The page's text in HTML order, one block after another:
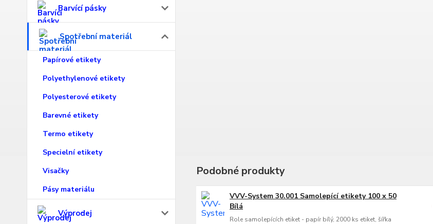
Barvící pásky
Spotřební materiál
Papírové etikety
Polyethylenové etikety
Polyesterové etikety
Barevné etikety
Termo etikety
Specielní etikety
Visačky
Pásy materiálu
Výprodej
Podobné produkty
VVV-System 30.001 Samolepící etikety 100 x 50
Bílá
Role samolepících etiket - papír bílý, 2000 ks etiket, šířka